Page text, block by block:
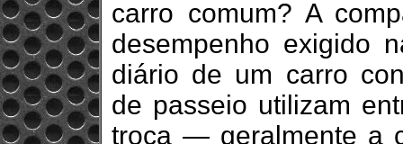
carro comum? A
desempenho exigido
diário de um carro
de passeio utilizam
troca — geralmente a